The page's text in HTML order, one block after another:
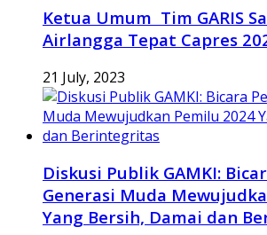
Ketua Umum Tim GARIS
Airlangga Tepat Capres
21 July, 2023
Diskusi Publik GAMKI:
Generasi Muda
Yang Bersih, Damai dan